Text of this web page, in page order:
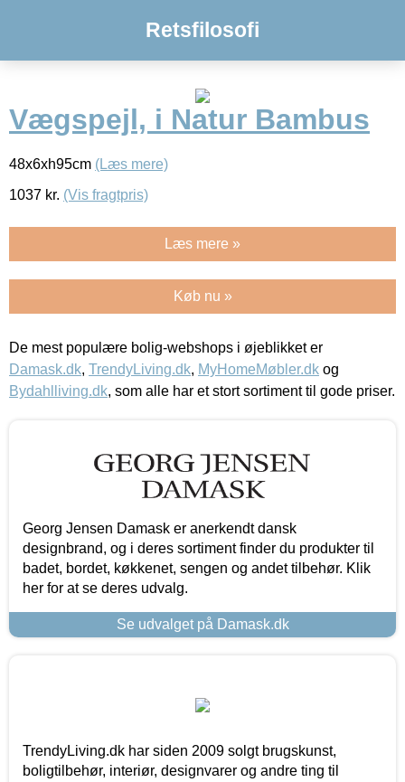
Retsfilosofi
Vægspejl, i Natur Bambus
48x6xh95cm (Læs mere)
1037 kr. (Vis fragtpris)
Læs mere »
Køb nu »
De mest populære bolig-webshops i øjeblikket er
Damask.dk, TrendyLiving.dk, MyHomeMøbler.dk og
Bydahlliving.dk, som alle har et stort sortiment til gode priser.
Georg Jensen Damask er anerkendt dansk
designbrand, og i deres sortiment finder du produkter til
badet, bordet, køkkenet, sengen og andet tilbehør. Klik
her for at se deres udvalg.
Se udvalget på Damask.dk
TrendyLiving.dk har siden 2009 solgt brugskunst,
boligtilbehør, interiør, designvarer og andre ting til